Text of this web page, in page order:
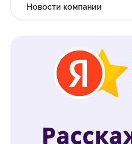
Новости компании